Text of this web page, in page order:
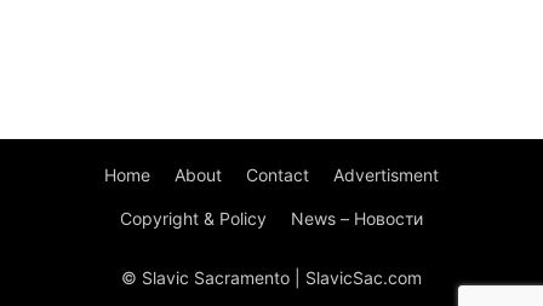
Home About Contact Advertisment
Copyright & Policy News – Новости
© Slavic Sacramento | SlavicSac.com